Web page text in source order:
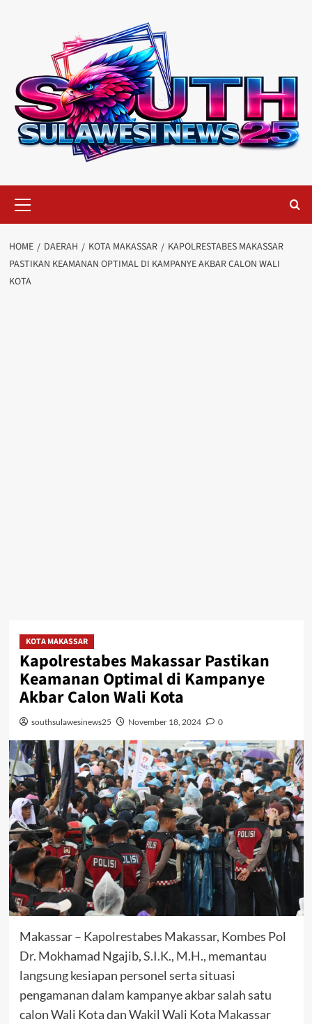
Menu
HOME DAERAH KOTA MAKASSAR
KAPOLRESTABES MAKASSAR
PASTIKAN KEAMANAN OPTIMAL DI KAMPANYE AKBAR CALON WALI
KOTA
KOTA MAKASSAR
Kapolrestabes Makassar Pastikan
Keamanan Optimal di Kampanye
Akbar Calon Wali Kota
southsulawesinews25 November 18, 2024 0
Makassar – Kapolrestabes Makassar, Kombes Pol
Dr. Mokhamad Ngajib, S.I.K., M.H., memantau
langsung kesiapan personel serta situasi
pengamanan dalam kampanye akbar salah satu
calon Wali Kota dan Wakil Wali Kota Makassar